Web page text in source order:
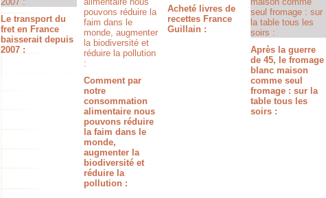
Le transport du
fret en France
baisserait depuis
2007 :
Comment par
notre
consommation
alimentaire nous
pouvons réduire
la faim dans le
monde,
augmenter la
biodiversité et
réduire la
pollution :
Acheté livres de
recettes France
Guillain :
Après la guerre
de 45, le fromage
blanc maison
comme seul
fromage : sur la
table tous les
soirs :